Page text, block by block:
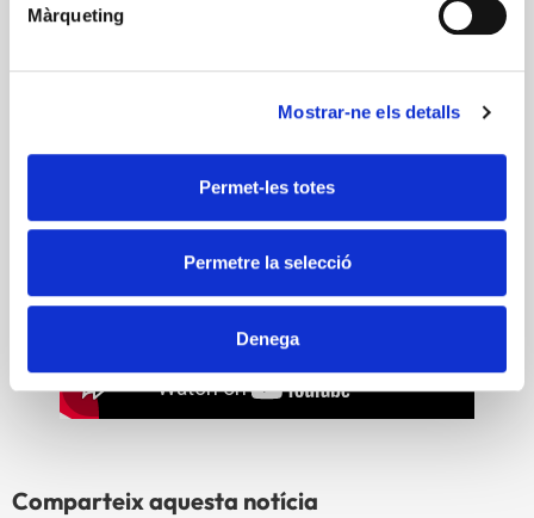
Màrqueting
Mostrar-ne els detalls
Permet-les totes
Permetre la selecció
Denega
Comparteix aquesta notícia